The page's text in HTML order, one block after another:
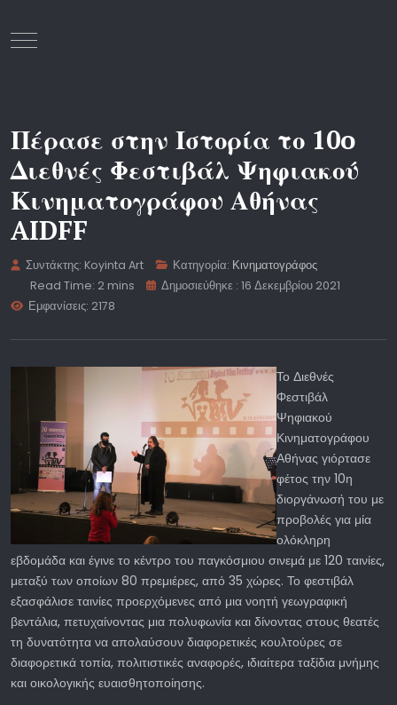
Mobile Menu Toggle
Πέρασε στην Ιστορία το 10o
Διεθνές Φεστιβάλ Ψηφιακού
Κινηματογράφου Αθήνας
AIDFF
Συντάκτης: Koyinta Art Κατηγορία: Κινηματογράφος
Read Time: 2 mins
Δημοσιεύθηκε : 16 Δεκεμβρίου 2021
Εμφανίσεις: 2178
Το Διεθνές
Φεστιβάλ
Ψηφιακού
Κινηματογράφου
Αθήνας γιόρτασε
φέτος την 10η
διοργάνωσή του με
προβολές για μία
ολόκληρη
εβδομάδα και έγινε το κέντρο του παγκόσμιου σινεμά με 120 ταινίες,
μεταξύ των οποίων 80 πρεμιέρες, από 35 χώρες. Το φεστιβάλ
εξασφάλισε ταινίες προερχόμενες από μια νοητή γεωγραφική
βεντάλια, πετυχαίνοντας μια πολυφωνία και δίνοντας στους θεατές
τη δυνατότητα να απολαύσουν διαφορετικές κουλτούρες σε
διαφορετικά τοπία, πολιτιστικές αναφορές, ιδιαίτερα ταξίδια μνήμης
και οικολογικής ευαισθητοποίησης.